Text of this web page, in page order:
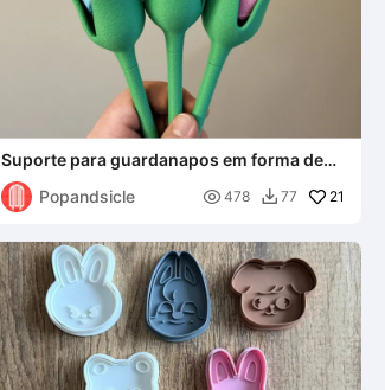
Suporte para guardanapos em forma de
flor (Mesa de Primavera/Páscoa)
Popandsicle
 478  77 21